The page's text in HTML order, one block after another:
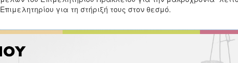
Επιμελητηρίου για τη στήριξή τους στον θεσμό.